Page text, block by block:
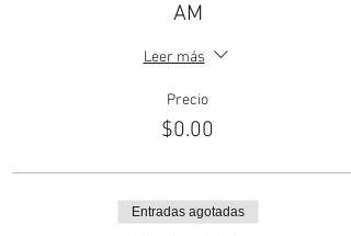
AM
Leer más
Precio
$0.00
Entradas agotadas